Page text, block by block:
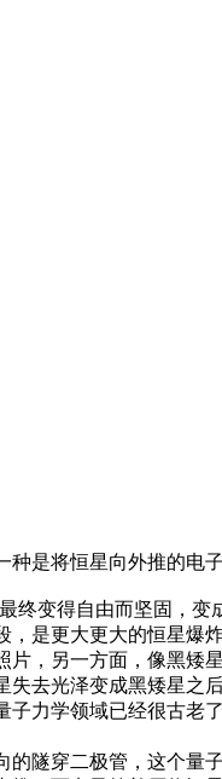
是将恒星向外推的
变得自由而坚固，变
是更大更大的恒星爆
，另一方面，像黑
去光泽变成黑矮星之
力学领域已经很古
隧穿二极管，这个